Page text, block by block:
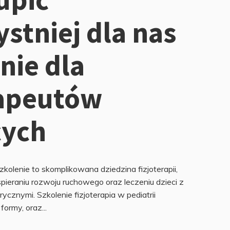
dla nas
dla
to skomplikowana dziedzina fizjoterapii,
rozwoju ruchowego oraz leczeniu dzieci z
Szkolenie fizjoterapia w pediatrii
oraz...